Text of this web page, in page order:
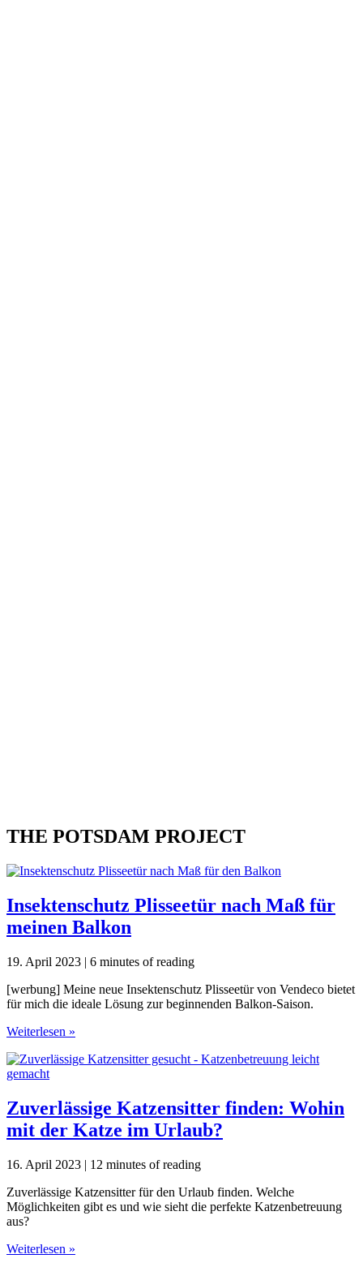
THE POTSDAM PROJECT
Insektenschutz Plisseetür nach Maß für
meinen Balkon
19. April 2023 | 6 minutes of reading
[werbung] Meine neue Insektenschutz Plisseetür von Vendeco bietet
für mich die ideale Lösung zur beginnenden Balkon-Saison.
Insektenschutz
nach
Maß
meinen
Balkon
Weiterlesen »
Zuverlässige Katzensitter finden: Wohin
mit der Katze im Urlaub?
16. April 2023 | 12 minutes of reading
Zuverlässige Katzensitter für den Urlaub finden. Welche
Möglichkeiten gibt es und wie sieht die perfekte Katzenbetreuung
aus?
Zuverlässige
Weiterlesen »